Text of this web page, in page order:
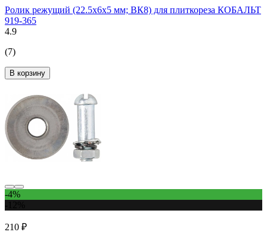
Ролик режущий (22.5х6х5 мм; ВК8) для плиткореза КОБАЛЬТ
919-365
4.9
(7)
В корзину
-4%
210 ₽